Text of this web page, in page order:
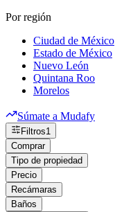
Por región
Ciudad de México
Estado de México
Nuevo León
Quintana Roo
Morelos
Súmate a Mudafy
Filtros1
Comprar
Tipo de propiedad
Precio
Recámaras
Baños